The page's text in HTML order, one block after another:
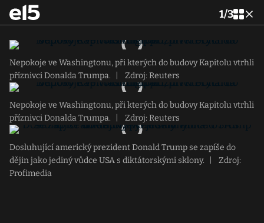
1/3
Nepokoje ve Washingtonu, při kterých do budovy Kapitolu vtrhli
příznivci Donalda Trumpa.
Zdroj: Reuters
Nepokoje ve Washingtonu, při kterých do budovy Kapitolu vtrhli
příznivci Donalda Trumpa.
Zdroj: Reuters
Dosluhující americký prezident Donald Trump se zapíše do
dějin jako jediný vůdce USA s diktátorskými sklony.
Zdroj:
Profimedia